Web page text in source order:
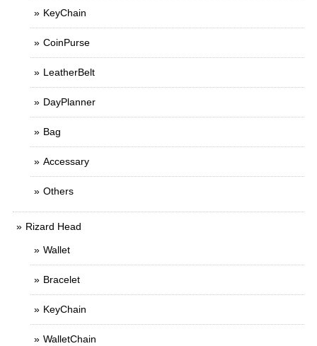
KeyChain
CoinPurse
LeatherBelt
DayPlanner
Bag
Accessary
Others
Rizard Head
Wallet
Bracelet
KeyChain
WalletChain